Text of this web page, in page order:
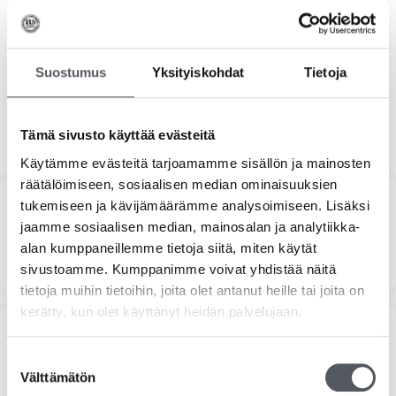
Suostumus Yksityiskohdat Tietoja
Tämä sivusto käyttää evästeitä
Käytämme evästeitä tarjoamamme sisällön ja mainosten
räätälöimiseen, sosiaalisen median ominaisuuksien
tukemiseen ja kävijämäärämme analysoimiseen. Lisäksi
jaamme sosiaalisen median, mainosalan ja analytiikka-
alan kumppaneillemme tietoja siitä, miten käytät
sivustoamme. Kumppanimme voivat yhdistää näitä
tietoja muihin tietoihin, joita olet antanut heille tai joita on
kerätty, kun olet käyttänyt heidän palvelujaan.
valinta
Välttämätön
Haku